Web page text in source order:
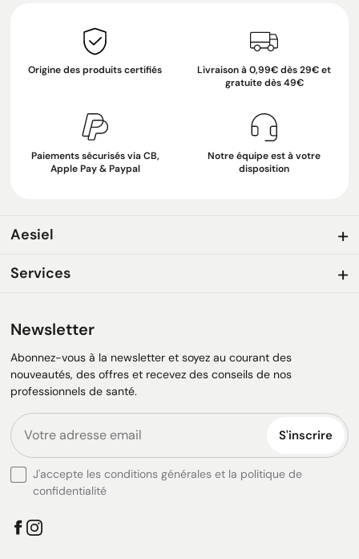
Origine des produits certifiés
Livraison à 0,99€ dès 29€ et
gratuite dès 49€
Paiements sécurisés via CB,
Apple Pay & Paypal
Notre équipe est à votre
disposition
Aesiel
Services
Newsletter
Abonnez-vous à la newsletter et soyez au courant des
nouveautés, des offres et recevez des conseils de nos
professionnels de santé.
S'inscrire
J'accepte les conditions générales et la politique de
confidentialité